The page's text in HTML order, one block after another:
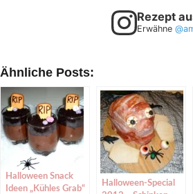
Rezept
Erwähne
Ähnliche Posts:
Halloween Snack
Ideen „Kühles Grab“
Halloween-Special